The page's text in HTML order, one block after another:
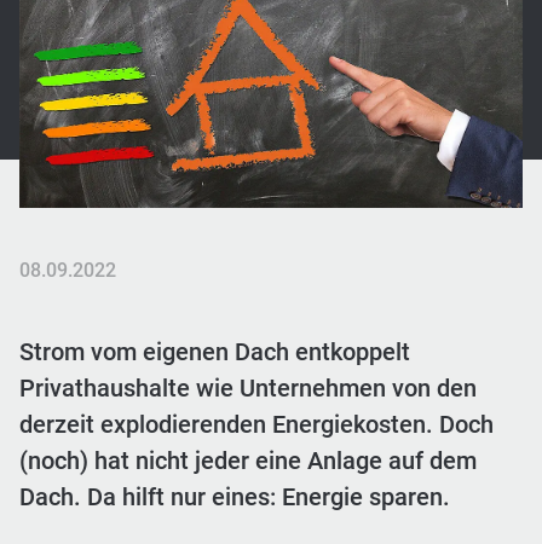
08.09.2022
Strom vom eigenen Dach entkoppelt
Privathaushalte wie Unternehmen von den
derzeit explodierenden Energiekosten. Doch
(noch) hat nicht jeder eine Anlage auf dem
Dach. Da hilft nur eines: Energie sparen.